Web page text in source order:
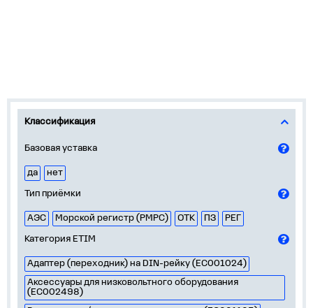
Классификация
Базовая уставка
да
нет
Тип приёмки
АЭС Морской регистр (РМРС) ОТК ПЗ
РЕГ
Категория ETIM
Адаптер (переходник) на DIN-рейку (EC001024)
Аксессуары для низковольтного оборудования
(EC002498)